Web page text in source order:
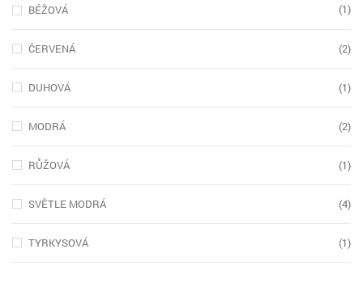
BÉŽOVÁ (1)
ČERVENÁ (2)
DUHOVÁ (1)
MODRÁ (2)
RŮŽOVÁ (1)
SVĚTLE MODRÁ (4)
TYRKYSOVÁ (1)